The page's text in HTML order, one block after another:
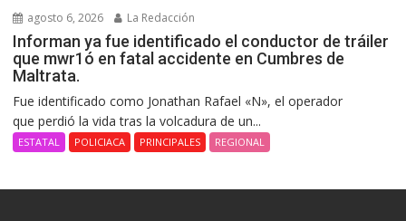
agosto 6, 2026 La Redacción
Informan ya fue identificado el conductor de tráiler
que mwr1ó en fatal accidente en Cumbres de
Maltrata.
Fue identificado como Jonathan Rafael «N», el operador
que perdió la vida tras la volcadura de un...
ESTATAL POLICIACA PRINCIPALES REGIONAL